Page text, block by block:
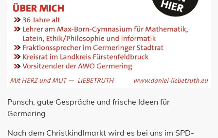
Punsch, gute Gespräche und frische Ideen für
Germering.
Nach dem Christkindlmarkt wird es bei uns im SPD-